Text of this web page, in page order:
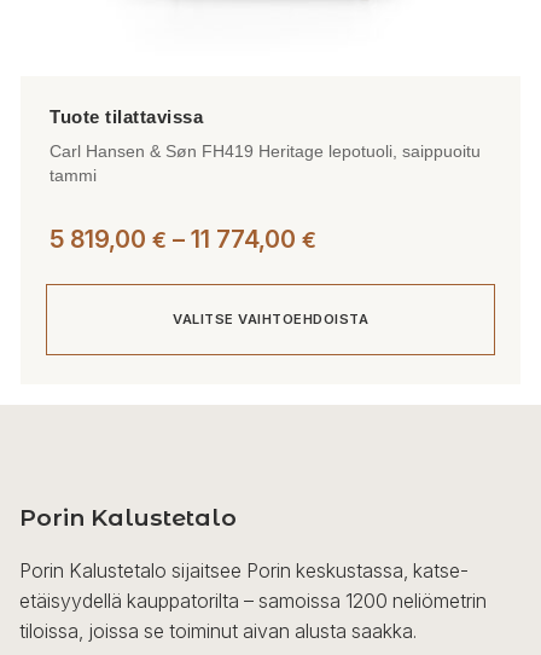
Carl Hansen & Søn FH419 Heritage lepotuoli, saippuoitu
tammi
5 819,00 € – 11 774,00 €
-
11
VALITSE VAIHTOEHDOISTA
muunnelma.
tehdä
valinnat
tuotteen
Porin Kalustetalo
Porin Kalustetalo sijaitsee Porin keskustassa, katse-
etäisyydellä kauppatorilta – samoissa 1200 neliömetrin
tiloissa, joissa se toiminut aivan alusta saakka.